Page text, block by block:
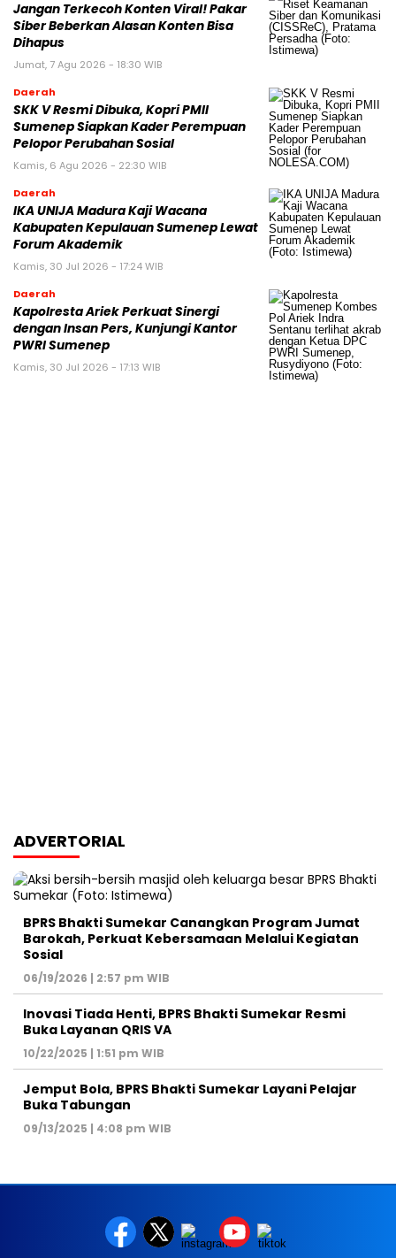
Jangan Terkecoh Konten Viral! Pakar
Siber Beberkan Alasan Konten Bisa
Dihapus
Jumat, 7 Agu 2026 - 18:30 WIB
Daerah
SKK V Resmi Dibuka, Kopri PMII
Sumenep Siapkan Kader Perempuan
Pelopor Perubahan Sosial
Kamis, 6 Agu 2026 - 22:30 WIB
Daerah
IKA UNIJA Madura Kaji Wacana
Kabupaten Kepulauan Sumenep Lewat
Forum Akademik
Kamis, 30 Jul 2026 - 17:24 WIB
Daerah
Kapolresta Ariek Perkuat Sinergi
dengan Insan Pers, Kunjungi Kantor
PWRI Sumenep
Kamis, 30 Jul 2026 - 17:13 WIB
ADVERTORIAL
BPRS Bhakti Sumekar Canangkan Program Jumat
Barokah, Perkuat Kebersamaan Melalui Kegiatan
Sosial
06/19/2026 | 2:57 pm WIB
Inovasi Tiada Henti, BPRS Bhakti Sumekar Resmi
Buka Layanan QRIS VA
10/22/2025 | 1:51 pm WIB
Jemput Bola, BPRS Bhakti Sumekar Layani Pelajar
Buka Tabungan
09/13/2025 | 4:08 pm WIB